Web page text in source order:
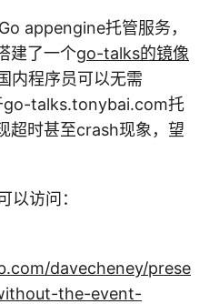
appengine托管服务，
建了一个go-talks的镜像
程序员可以无需
go-talks.tonybai.com托
超时甚至crash现象，望
以访问：
davecheney/prese
the-event-